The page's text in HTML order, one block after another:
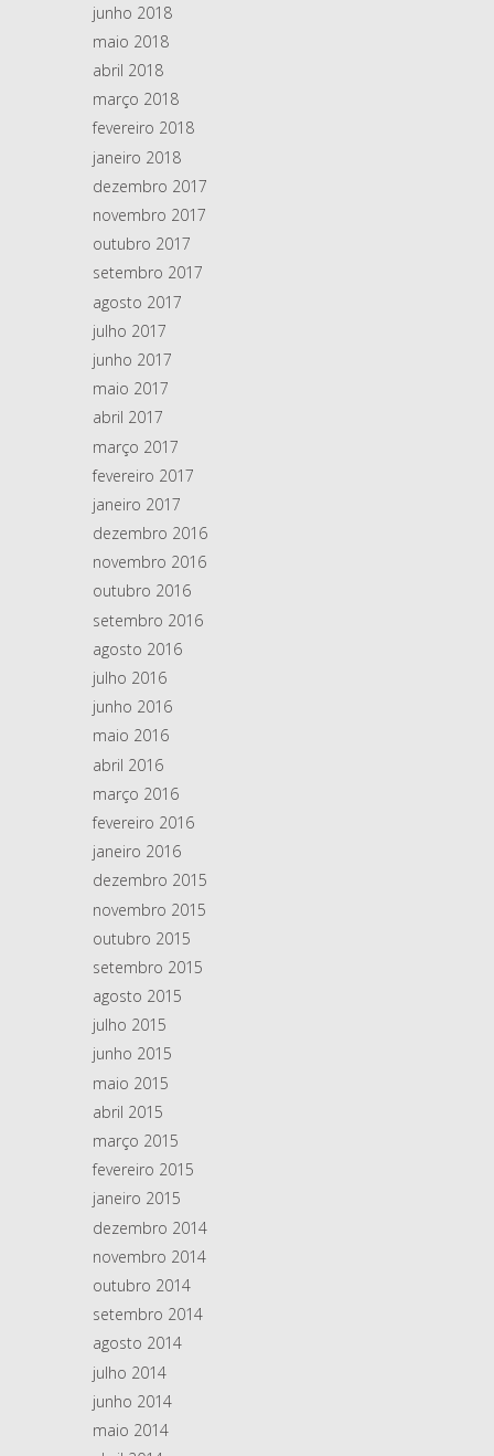
junho 2018
maio 2018
abril 2018
março 2018
fevereiro 2018
janeiro 2018
dezembro 2017
novembro 2017
outubro 2017
setembro 2017
agosto 2017
julho 2017
junho 2017
maio 2017
abril 2017
março 2017
fevereiro 2017
janeiro 2017
dezembro 2016
novembro 2016
outubro 2016
setembro 2016
agosto 2016
julho 2016
junho 2016
maio 2016
abril 2016
março 2016
fevereiro 2016
janeiro 2016
dezembro 2015
novembro 2015
outubro 2015
setembro 2015
agosto 2015
julho 2015
junho 2015
maio 2015
abril 2015
março 2015
fevereiro 2015
janeiro 2015
dezembro 2014
novembro 2014
outubro 2014
setembro 2014
agosto 2014
julho 2014
junho 2014
maio 2014